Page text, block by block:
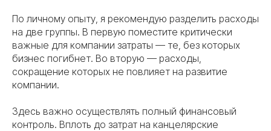
По личному опыту, я рекомендую разделить расходы
на две группы. В первую поместите критически
важные для компании затраты — те, без которых
бизнес погибнет. Во вторую — расходы,
сокращение которых не повлияет на развитие
компании.
Здесь важно осуществлять полный финансовый
контроль. Вплоть до затрат на канцелярские